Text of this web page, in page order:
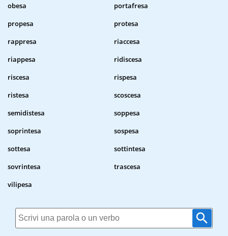
obesa
portafresa
propesa
protesa
rappresa
riaccesa
riappesa
ridiscesa
riscesa
rispesa
ristesa
scoscesa
semidistesa
soppesa
soprintesa
sospesa
sottesa
sottintesa
sovrintesa
trascesa
vilipesa